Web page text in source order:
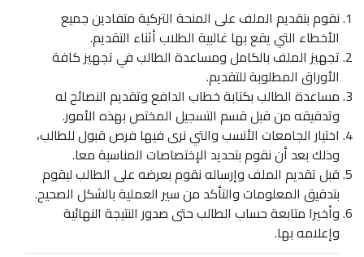
نقوم بتقديم الملف على المنحة التركية متفادين جميع
الأخطاء التي يقع بها غالبية الطلاب أثناء التقديم.
تجهيز الملف بالكامل ومساعدة الطالب في تجهيز كافة
الأوراق المطلوبة للتقديم.
مساعدة الطالب بكتابة خطاب الدافع وتقديم النصائح له
وتدقيقه من قبل قسم التسجيل المختص بهذه الأمور.
اختيار الجامعات الأنسب والتي نرى فيها فرص قبول للطالب،
وذلك بعد أن نقوم بتحديد الإختصاصات المناسبة معا.
قبل تقديم الملف وإرساله نقوم بعرضه على الطالب ليقوم
بتدقيق المعلومات والتأكد من سير العملية بالشكل الصحيح.
وأخيرا متابعة حساب الطالب حتى صدور النتيجة النهائية
وإعلامه بها.